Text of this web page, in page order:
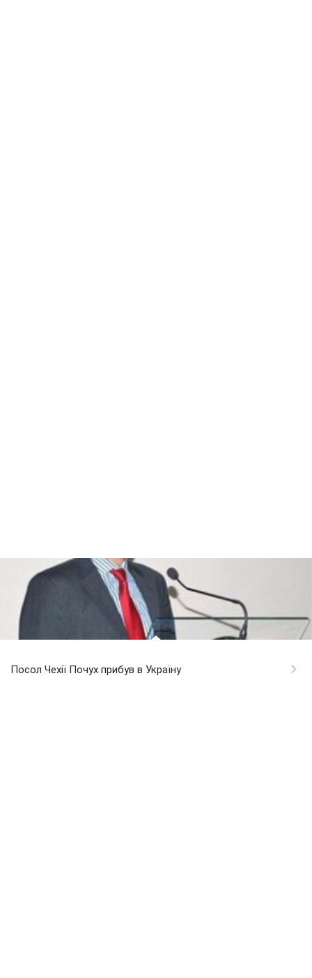
Посол Чехії Почух прибув в Україну